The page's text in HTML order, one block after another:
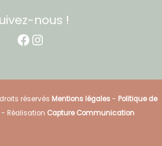
nous !
Facebook
Instagram
réservés Mentions légales- Politique de
- Réalisation Capture Communication